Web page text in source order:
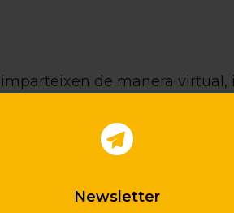
Newsletter
de manera
de Municipis (ACM).
Durant
Àrees Bàsiques de les
Ponent i Penedès.
realitzat el curs 27